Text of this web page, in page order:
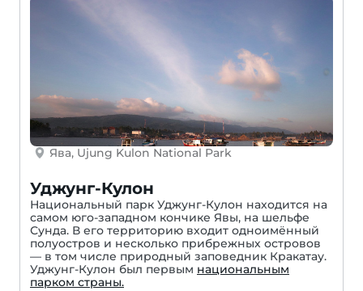
Ява, Ujung Kulon National Park
Уджунг-Кулон
Национальный парк Уджунг-Кулон находится на
самом юго-западном кончике Явы, на шельфе
Сунда. В его территорию входит одноимённый
полуостров и несколько прибрежных островов
— в том числе природный заповедник Кракатау.
Уджунг-Кулон был первым национальным
парком страны.